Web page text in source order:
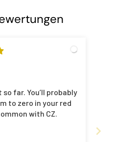
far. You’ll probably
to zero in your red
with CZ.